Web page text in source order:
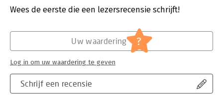
Niels van Gorp zijn bevindingen.
Wees de eerste die een lezersrecensie schrijft!
Schrijf een recensie
Uw waardering ?
Log in om uw waardering te geven